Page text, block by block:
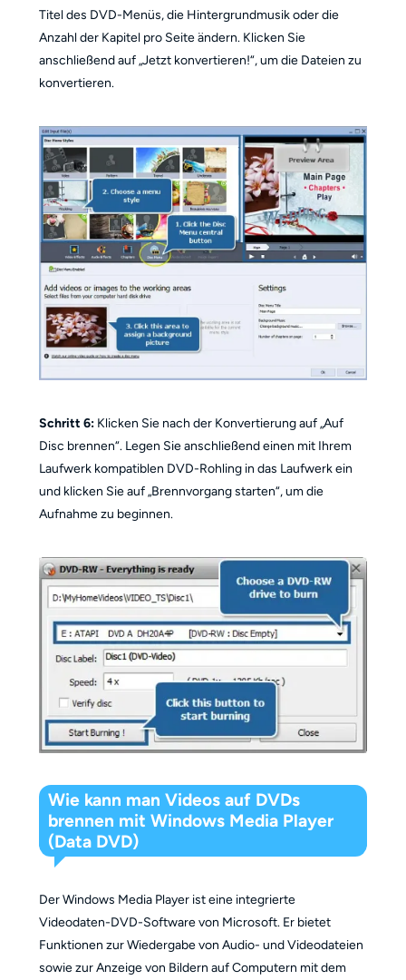
Titel des DVD-Menüs, die Hintergrundmusik oder die
Anzahl der Kapitel pro Seite ändern. Klicken Sie
anschließend auf „Jetzt konvertieren!“, um die Dateien zu
konvertieren.
Schritt 6: Klicken Sie nach der Konvertierung auf „Auf
Disc brennen“. Legen Sie anschließend einen mit Ihrem
Laufwerk kompatiblen DVD-Rohling in das Laufwerk ein
und klicken Sie auf „Brennvorgang starten“, um die
Aufnahme zu beginnen.
Wie kann man Videos auf DVDs
brennen mit Windows Media Player
(Data DVD)
Der Windows Media Player ist eine integrierte
Videodaten-DVD-Software von Microsoft. Er bietet
Funktionen zur Wiedergabe von Audio- und Videodateien
sowie zur Anzeige von Bildern auf Computern mit dem